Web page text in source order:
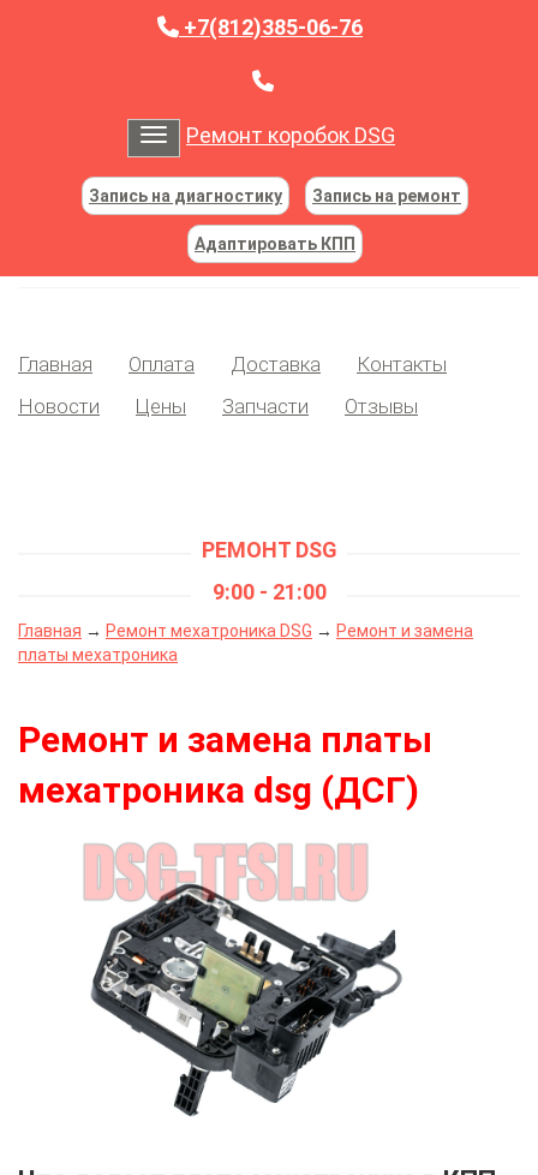
+7(812)385-06-76
Toggle navigation
Ремонт коробок DSG
Запись на диагностику Запись на ремонт
Адаптировать КПП
Главная Оплата Доставка
Контакты
Новости
Цены Запчасти Отзывы
РЕМОНТ DSG
9:00 - 21:00
Главная → Ремонт мехатроника DSG → Ремонт и замена
платы мехатроника
Ремонт и замена платы
мехатроника dsg (ДСГ)